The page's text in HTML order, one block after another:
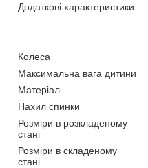
Додаткові характеристики
Колеса
Максимальна вага дитини
Матеріал
Нахил спинки
Розміри в розкладеному
стані
Розміри в складеному
стані